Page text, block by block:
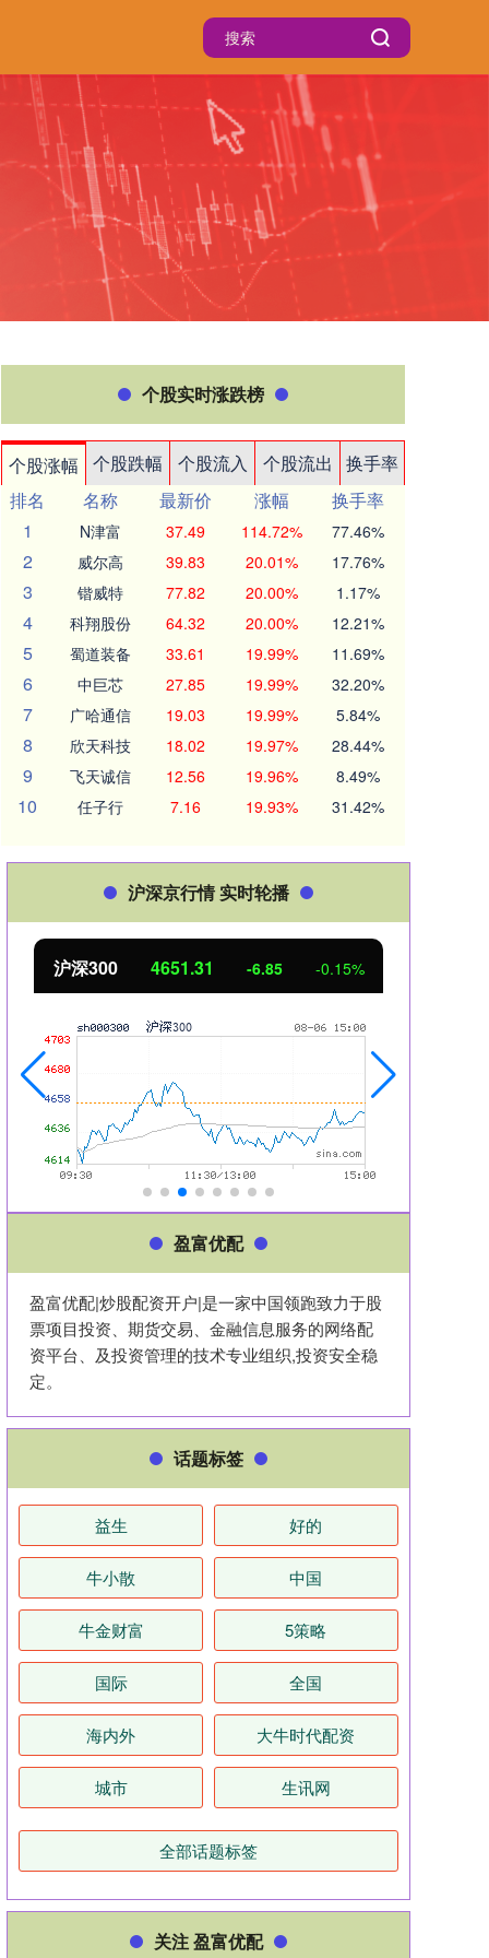
个股实时涨跌榜
个股涨幅 个股跌幅 个股流入 个股流出
换手率
排名
名称 最新价 涨幅
换手率
1
N津富 37.49 114.72% 77.46%
2 威尔高 39.83 20.01% 17.76%
3 锴威特 77.82 20.00% 1.17%
4 科翔股份 64.32 20.00% 12.21%
5 蜀道装备 33.61 19.99% 11.69%
6 中巨芯 27.85 19.99% 32.20%
7 广哈通信 19.03 19.99% 5.84%
8 欣天科技 18.02 19.97% 28.44%
9 飞天诚信 12.56 19.96% 8.49%
10 任子行 7.16 19.93% 31.42%
沪深京行情 实时轮播
沪深300 4651.31 -6.85 -0.15%
盈富优配
盈富优配|炒股配资开户|是一家中国领跑致力于股
票项目投资、期货交易、金融信息服务的网络配
资平台、及投资管理的技术专业组织,投资安全稳
定。
话题标签
益生 好的
牛小散 中国
牛金财富 5策略
国际 全国
海内外 大牛时代配资
城市 生讯网
全部话题标签
关注 盈富优配